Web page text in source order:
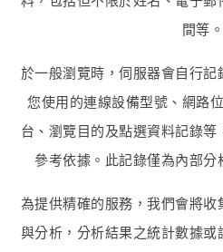
間等。
於一般瀏覽時，伺服器會自行
您使用的連線設備型號、網路
台、瀏覽目的及點選資料記錄
參考依據。此記錄僅為內部分
為提供精確的服務，我們會將
與分析，分析結果之統計數據